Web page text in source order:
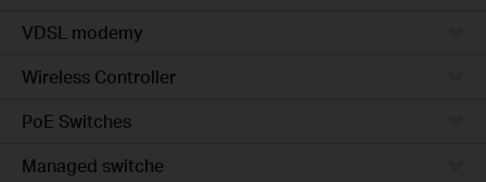
VDSL modemy
Wireless Controller
PoE Switches
Managed switche